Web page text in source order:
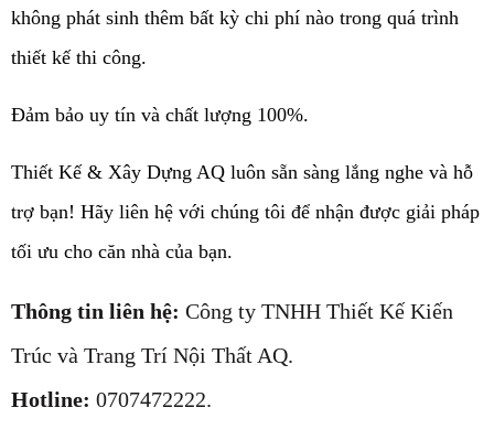
không phát sinh thêm bất kỳ chi phí nào trong quá trình
thiết kế thi công.
Đảm bảo uy tín và chất lượng 100%.
Thiết Kế & Xây Dựng AQ luôn sẵn sàng lắng nghe và hỗ
trợ bạn! Hãy liên hệ với chúng tôi để nhận được giải pháp
tối ưu cho căn nhà của bạn.
Thông tin liên hệ: Công ty TNHH Thiết Kế Kiến
Trúc và Trang Trí Nội Thất AQ.
Hotline: 0707472222.